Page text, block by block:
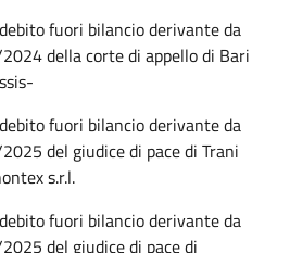
fuori bilancio derivante da
della corte di appello di Bari
fuori bilancio derivante da
del giudice di pace di Trani
s.r.l.
fuori bilancio derivante da
del giudice di pace di